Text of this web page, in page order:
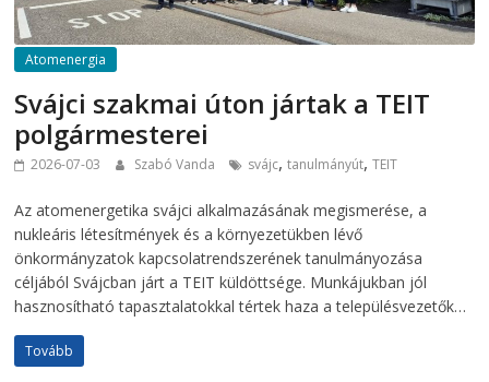
Atomenergia
Svájci szakmai úton jártak a TEIT
polgármesterei
2026-07-03 Szabó Vanda svájc,tanulmányút,TEIT
Az atomenergetika svájci alkalmazásának megismerése, a
nukleáris létesítmények és a környezetükben lévő
önkormányzatok kapcsolatrendszerének tanulmányozása
céljából Svájcban járt a TEIT küldöttsége. Munkájukban jól
hasznosítható tapasztalatokkal tértek haza a településvezetők…
Tovább